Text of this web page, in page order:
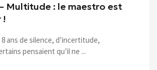
Multitude : le maestro est
!
ans de silence, d’incertitude,
pensaient qu’il ne ...